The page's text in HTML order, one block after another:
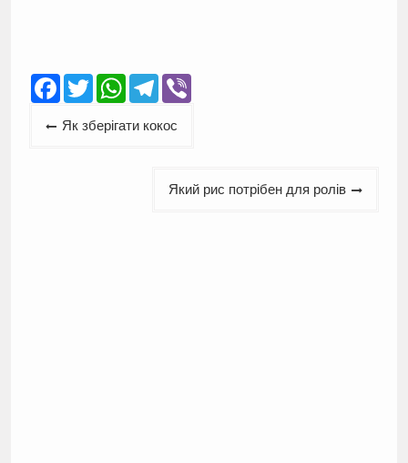
Facebook
TwitterWhatsApp
Telegram
Viber
Навігація
Як зберігати кокос
Який рис потрібен для ролів